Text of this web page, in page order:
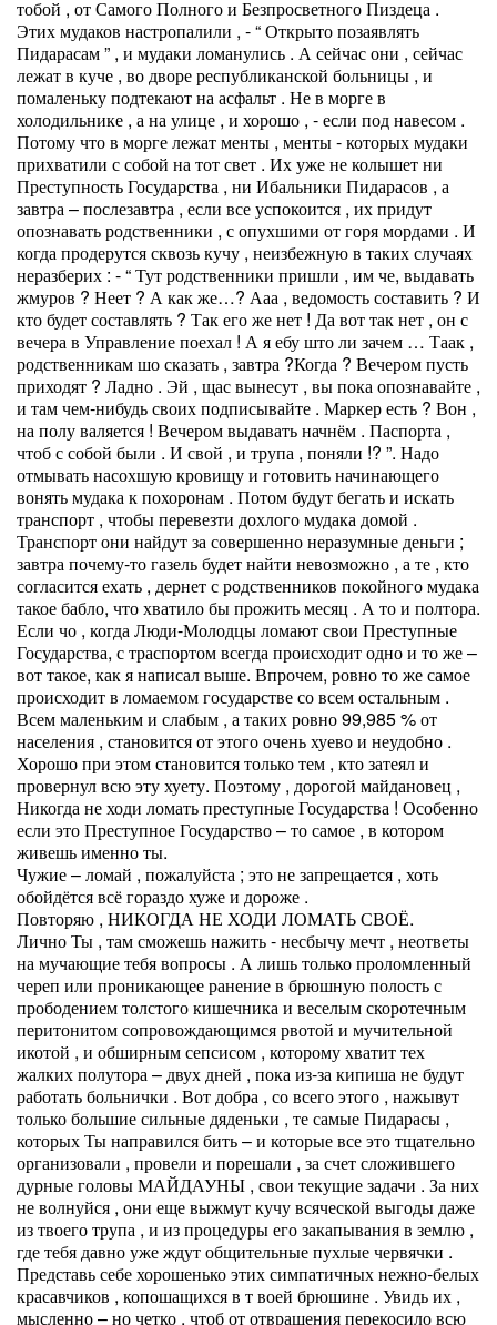
тобой , от Самого Полного и Безпросветного Пиздеца .
Этих мудаков настропалили , - “ Открыто позаявлять
Пидарасам ” , и мудаки ломанулись . А сейчас они , сейчас
лежат в куче , во дворе республиканской больницы , и
помаленьку подтекают на асфальт . Не в морге в
холодильнике , а на улице , и хорошо , - если под навесом .
Потому что в морге лежат менты , менты - которых мудаки
прихватили с собой на тот свет . Их уже не колышет ни
Преступность Государства , ни Ибальники Пидарасов , а
завтра – послезавтра , если все успокоится , их придут
опознавать родственники , с опухшими от горя мордами . И
когда продерутся сквозь кучу , неизбежную в таких случаях
неразберих : - “ Тут родственники пришли , им че, выдавать
жмуров ? Неет ? А как же…? Ааа , ведомость составить ? И
кто будет составлять ? Так его же нет ! Да вот так нет , он с
вечера в Управление поехал ! А я ебу што ли зачем … Таак ,
родственникам шо сказать , завтра ?Когда ? Вечером пусть
приходят ? Ладно . Эй , щас вынесут , вы пока опознавайте ,
и там чем-нибудь своих подписывайте . Маркер есть ? Вон ,
на полу валяется ! Вечером выдавать начнём . Паспорта ,
чтоб с собой были . И свой , и трупа , поняли !? ”. Надо
отмывать насохшую кровищу и готовить начинающего
вонять мудака к похоронам . Потом будут бегать и искать
транспорт , чтобы перевезти дохлого мудака домой .
Транспорт они найдут за совершенно неразумные деньги ;
завтра почему-то газель будет найти невозможно , а те , кто
согласится ехать , дернет с родственников покойного мудака
такое бабло, что хватило бы прожить месяц . А то и полтора.
Если чо , когда Люди-Молодцы ломают свои Преступные
Государства, с траспортом всегда происходит одно и то же –
вот такое, как я написал выше. Впрочем, ровно то же самое
происходит в ломаемом государстве со всем остальным .
Всем маленьким и слабым , а таких ровно 99,985 % от
населения , становится от этого очень хуево и неудобно .
Хорошо при этом становится только тем , кто затеял и
провернул всю эту хуету. Поэтому , дорогой майдановец ,
Никогда не ходи ломать преступные Государства ! Особенно
если это Преступное Государство – то самое , в котором
живешь именно ты.
Чужие – ломай , пожалуйста ; это не запрещается , хоть
обойдётся всё гораздо хуже и дороже .
Повторяю , НИКОГДА НЕ ХОДИ ЛОМАТЬ СВОЁ.
Лично Ты , там сможешь нажить - несбычу мечт , неответы
на мучающие тебя вопросы . А лишь только проломленный
череп или проникающее ранение в брюшную полость с
прободением толстого кишечника и веселым скоротечным
перитонитом сопровождающимся рвотой и мучительной
икотой , и обширным сепсисом , которому хватит тех
жалких полутора – двух дней , пока из-за кипиша не будут
работать больнички . Вот добра , со всего этого , нажывут
только большие сильные дяденьки , те самые Пидарасы ,
которых Ты направился бить – и которые все это тщательно
организовали , провели и порешали , за счет сложившего
дурные головы МАЙДАУНЫ , свои текущие задачи . За них
не волнуйся , они еще выжмут кучу всяческой выгоды даже
из твоего трупа , и из процедуры его закапывания в землю ,
где тебя давно уже ждут общительные пухлые червячки .
Представь себе хорошенько этих симпатичных нежно-белых
красавчиков , копошащихся в т воей брюшине . Увидь их ,
мысленно – но четко , чтоб от отвращения перекосило всю